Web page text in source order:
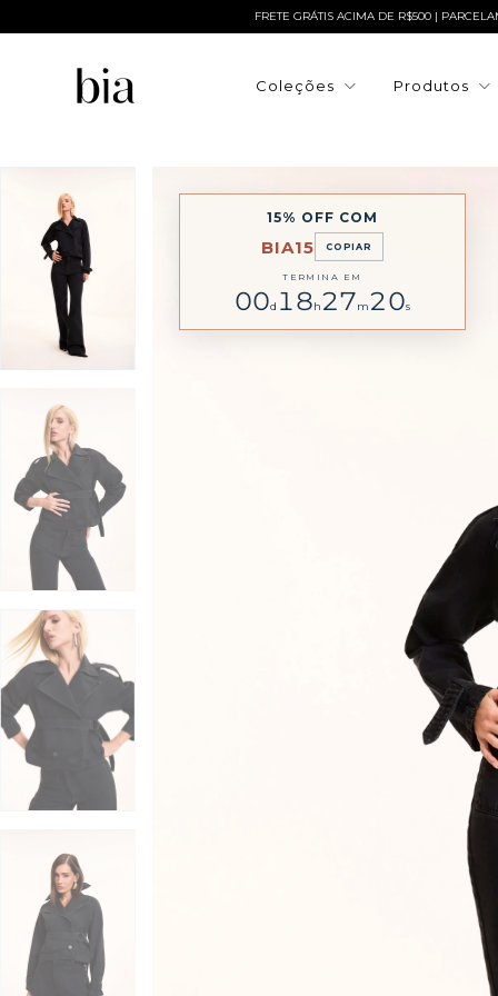
FRETE GRÁTIS ACIMA DE R$500 | PARCELAMENTO EM
Coleções Produtos
15% OFF COM
BIA15 COPIAR
TERMINA EM
00d 18h27m19s